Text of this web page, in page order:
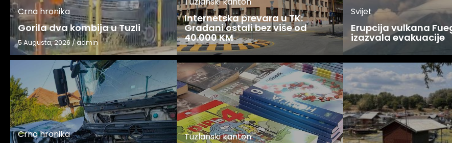
Crna hronika
Gorila dva kombija u Tuzli
5 Augusta, 2026/admin
Crna hronika
Internetska prevara u TK:
Građani ostali bez više od
40.000 KM
Tuzlanski kanton
Svijet
Erupcija vulkana
izazvala evakuacije